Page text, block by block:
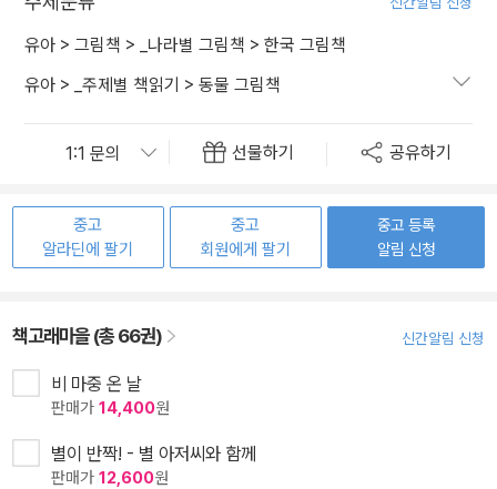
유아 > 그림책 > _나라별 그림책 > 한국 그림책
유아 > _주제별 책읽기 > 동물 그림책
선물하기 공유하기
중고
알라딘에 팔기
중고
회원에게 팔기
중고 등록
알림 신청
책고래마을 (총 66권) 신간알림 신청
비 마중 온 날
판매가 14,400원
별이 반짝! - 별 아저씨와 함께
판매가 12,600원